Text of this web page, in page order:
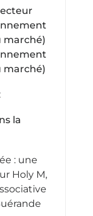
marché)
marché)
la
: une
Holy M,